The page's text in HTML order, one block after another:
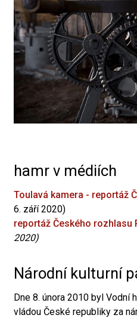
hamr v médiích
Toulavá kamera - reportáž
6. září 2020)
reportáž Českého rozhlasu
2020)
Národní kulturní
Dne 8. února 2010 byl Vodní
vládou České republiky za